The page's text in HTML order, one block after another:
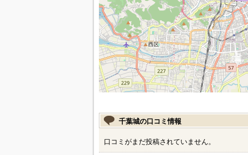
千葉城の口コミ情報
口コミがまだ投稿されていません。